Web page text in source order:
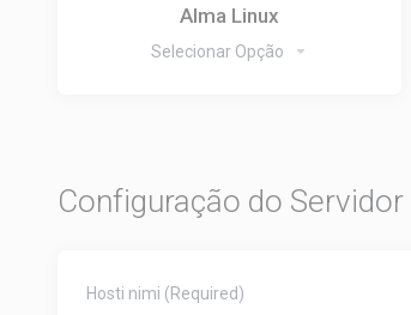
Alma Linux
Selecionar Opção
Configuração do Servidor
Hosti nimi (Required)